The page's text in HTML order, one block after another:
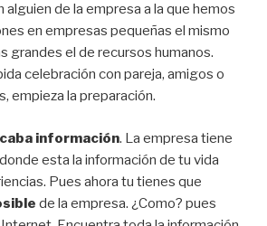
de la empresa a la que hemos
en empresas pequeñas el mismo
grandes el de recursos humanos.
celebración con pareja, amigos o
empieza la preparación.
información. La empresa tiene
esta la información de tu vida
Pues ahora tu tienes que
de la empresa. ¿Como? pues